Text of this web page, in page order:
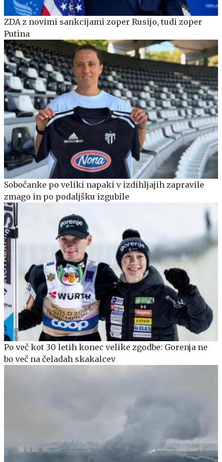
ZDA z novimi sankcijami zoper Rusijo, tudi zoper
Putina
Sobočanke po veliki napaki v izdihljajih zapravile
zmago in po podaljšku izgubile
Po več kot 30 letih konec velike zgodbe: Gorenja ne
bo več na čeladah skakalcev